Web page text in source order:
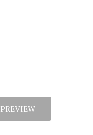
PREVIEW